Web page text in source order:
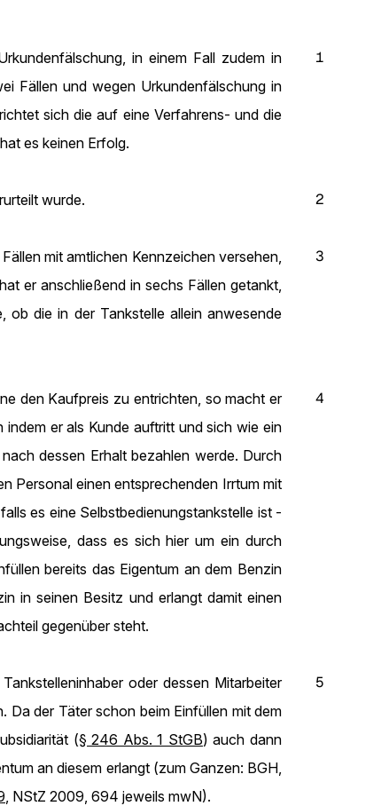
1
in einem Fall zudem in
Fällen und wegen Urkundenfälschung in
sich die auf eine Verfahrens- und die
es keinen Erfolg.
2
wurde.
3
mit amtlichen Kennzeichen versehen,
er anschließend in sechs Fällen getankt,
die in der Tankstelle allein anwesende
4
den Kaufpreis zu entrichten, so macht er
er als Kunde auftritt und sich wie ein
dessen Erhalt bezahlen werde. Durch
Personal einen entsprechenden Irrtum mit
es eine Selbstbedienungstankstelle ist -
dass es sich hier um ein durch
bereits das Eigentum an dem Benzin
in seinen Besitz und erlangt damit einen
gegenüber steht.
5
oder dessen Mitarbeiter
Da der Täter schon beim Einfüllen mit dem
(§ 246 Abs. 1 StGB) auch dann
an diesem erlangt (zum Ganzen: BGH,
, NStZ 2009, 694 jeweils mwN).